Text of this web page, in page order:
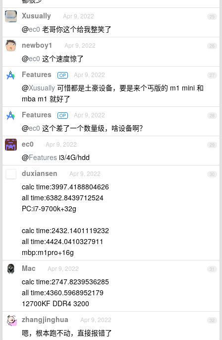
25
Xusually Apr 9, 2022
@ec0 老哥你这个给我整笑了
26
newboy1 Apr 9, 2022
@ec0 这个速度惊了
27
Features OP Apr 9, 2022
@Xusually 可惜都是土豪设备，要是来个丐版的 m1 mini 和
mba m1 就好了
28
Features OP Apr 9, 2022
@ec0 这个差了一个数量级，啥设备啊？
29
ec0 Apr 9, 2022
@Features i3/4G/hdd
30
duxiansen Apr 9, 2022
calc time:3997.4188804626
all time:6382.8439712524
PC:i7-9700k+32g
calc time:2432.1401119232
all time:4424.0410327911
mbp:m1pro+16g
31
Mac Apr 9, 2022
calc time:2747.8239536285
all time:4360.5968952179
12700KF DDR4 3200
32
zhangjinghua Apr 9, 2022
嗯，根本跑不动，直接报错了